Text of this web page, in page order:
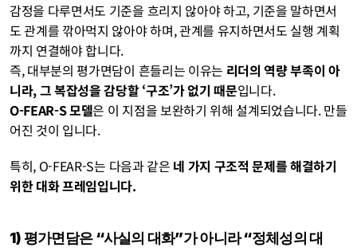
감정을 다루면서도 기준을 흐리지 않아야 하고, 기준을 말하면서
도 관계를 깎아먹지 않아야 하며, 관계를 유지하면서도 실행 계획
까지 연결해야 합니다.
즉, 대부분의 평가면담이 흔들리는 이유는 리더의 역량 부족이 아
니라, 그 복잡성을 감당할 ‘구조’가 없기 때문입니다.
O-FEAR-S 모델은 이 지점을 보완하기 위해 설계되었습니다. 만들
어진 것이 입니다.
특히, O-FEAR-S는 다음과 같은 네 가지 구조적 문제를 해결하기
위한 대화 프레임입니다.
1) 평가면담은 “사실의 대화”가 아니라 “정체성의 대